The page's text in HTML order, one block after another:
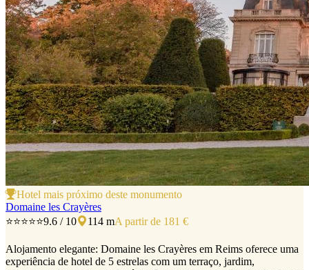
Hotel mais próximo deste monumento
Domaine les Crayères
⭐⭐⭐⭐⭐9.6 / 10 114 mA partir de 181 €
Alojamento elegante: Domaine les Crayères em Reims oferece uma
experiência de hotel de 5 estrelas com um terraço, jardim,